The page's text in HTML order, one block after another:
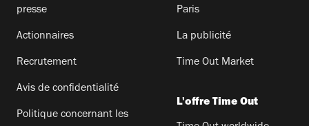
presse
Actionnaires
Recrutement
Avis de confidentialité
Politique concernant les
Paris
La publicité
Time Out Market
L'offre Time Out